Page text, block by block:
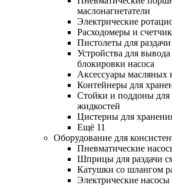
маслонагнетатели
Электрические
Расходомеры и
Пистолеты для
Устройства для вывода
блокировки насоса
Аксессуары масляных
Контейнеры для
Стойки и поддоны для
жидкостей
Цистерны для
Ещё 11
Оборудование для
Пневматические
Шприцы для раздачи
Катушки со шлангом
Электрические насосы